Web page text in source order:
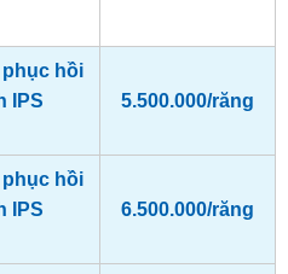
hồi
IPS
5.500.000/răng
hồi
IPS
6.500.000/răng